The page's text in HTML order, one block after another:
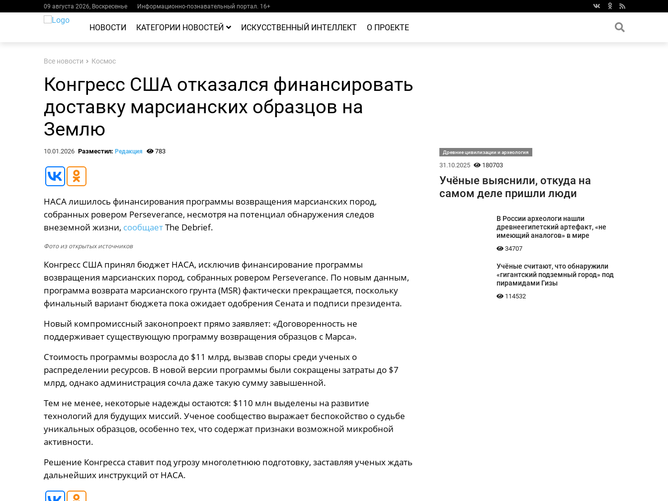
09 августа 2026, Воскресенье Информационно-познавательный портал. 16+
НОВОСТИ КАТЕГОРИИ НОВОСТЕЙ ИСКУССТВЕННЫЙ ИНТЕЛЛЕКТ О ПРОЕКТЕ
Все новости Космос
Конгресс США отказался финансировать
доставку марсианских образцов на
Землю
10.01.2026 Разместил: Редакция 783
НАСА лишилось финансирования программы возвращения марсианских пород,
собранных ровером Perseverance, несмотря на потенциал обнаружения следов
внеземной жизни, сообщаетThe Debrief.
Фото из открытых источников
Конгресс США принял бюджет НАСА, исключив финансирование программы
возвращения марсианских пород, собранных ровером Perseverance. По новым данным,
программа возврата марсианского грунта (MSR) фактически прекращается, поскольку
финальный вариант бюджета пока ожидает одобрения Сената и подписи президента.
Новый компромиссный законопроект прямо заявляет: «Договоренность не
поддерживает существующую программу возвращения образцов с Марса».
Стоимость программы возросла до $11 млрд, вызвав споры среди ученых о
распределении ресурсов. В новой версии программы были сокращены затраты до $7
млрд, однако администрация сочла даже такую сумму завышенной.
Тем не менее, некоторые надежды остаются: $110 млн выделены на развитие
технологий для будущих миссий. Ученое сообщество выражает беспокойство о судьбе
уникальных образцов, особенно тех, что содержат признаки возможной микробной
активности.
Решение Конгресса ставит под угрозу многолетнюю подготовку, заставляя ученых ждать
дальнейших инструкций от НАСА.
Древние цивилизации и археология
31.10.2025 180703
Учёные выяснили, откуда на
самом деле пришли люди
В России археологи нашли
древнеегипетский артефакт, «не
имеющий аналогов» в мире
34707
Учёные считают, что обнаружили
«гигантский подземный город» под
пирамидами Гизы
114532